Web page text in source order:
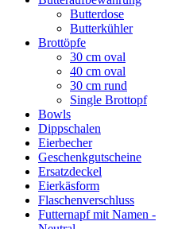
Butterdose
Butterkühler
Brottöpfe
30 cm oval
40 cm oval
30 cm rund
Single Brottopf
Bowls
Dippschalen
Eierbecher
Geschenkgutscheine
Ersatzdeckel
Eierkäsform
Flaschenverschluss
Futternapf mit Namen -